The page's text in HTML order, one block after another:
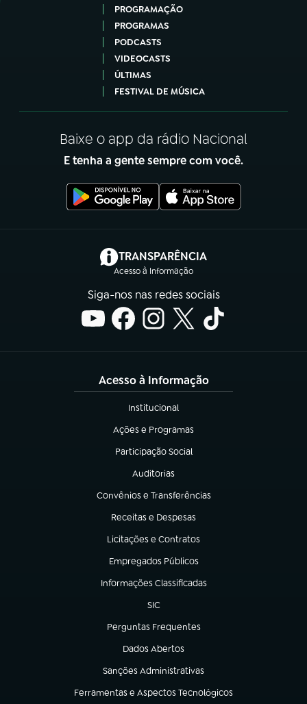
PROGRAMAÇÃO
PROGRAMAS
PODCASTS
VIDEOCASTS
ÚLTIMAS
FESTIVAL DE MÚSICA
Baixe o app da rádio Nacional
E tenha a gente sempre com você.
TRANSPARÊNCIA
Acesso à Informação
(abre em nova aba)
Siga-nos nas redes sociais
Acesso à Informação
Institucional
(abre em nova aba)
Ações e Programas
(abre em nova aba)
Participação Social
(abre em nova aba)
Auditorias
(abre em nova aba)
Convênios e Transferências
(abre em nova aba)
Receitas e Despesas
(abre em nova aba)
Licitações e Contratos
(abre em nova aba)
Empregados Públicos
(abre em nova aba)
Informações Classificadas
(abre em nova aba)
SIC
(abre em nova aba)
Perguntas Frequentes
(abre em nova aba)
Dados Abertos
(abre em nova aba)
Sanções Administrativas
(abre em nova aba)
Ferramentas e Aspectos Tecnológicos
(abre em nova aba)